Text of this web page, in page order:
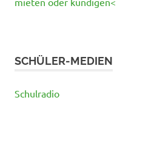
SCHÜLER-MEDIEN
Schulradio